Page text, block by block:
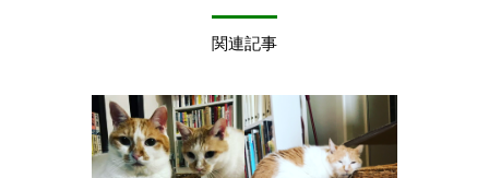
関連記事